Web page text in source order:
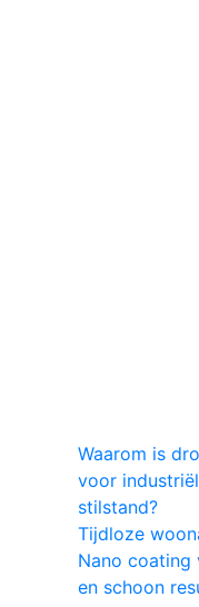
Waarom is
voor
stilstand?
Tijdloze
Nano coating
en schoon